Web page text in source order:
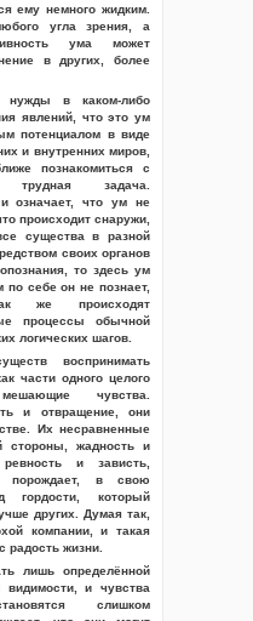
ему немного жидким.
угла зрения, а
ума может
в других, более
нужды в каком-либо
явлений, что это ум
потенциалом в виде
и внутренних миров,
познакомиться с
задача.
и означает, что ум не
происходит снаружи,
существа в разной
своих органов
то здесь ум
себе он не познает,
же происходят
процессы обычной
логических шагов.
воспринимать
части одного целого
чувства.
и отвращение, они
Их несравненные
стороны, жадность и
и зависть,
порождает, в свою
гордости, который
других. Думая так,
компании, и такая
радость жизни.
лишь определённой
и чувства
слишком